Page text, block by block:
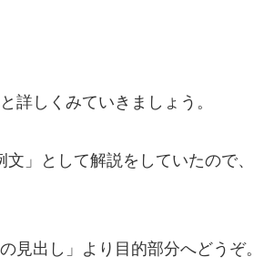
詳しくみていきましょう。
」として解説をしていたので、
出し」より目的部分へどうぞ。